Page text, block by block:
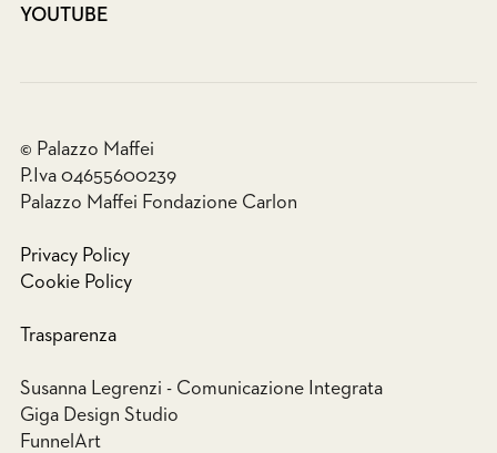
YOUTUBE
© Palazzo Maffei
P.Iva 04655600239
Palazzo Maffei Fondazione Carlon
Privacy Policy
Cookie Policy
Trasparenza
Susanna Legrenzi - Comunicazione Integrata
Giga Design Studio
FunnelArt